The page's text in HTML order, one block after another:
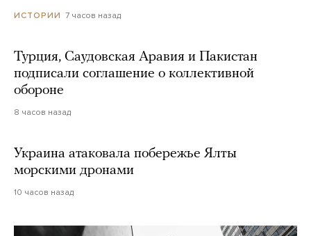
ИСТОРИИ 7 часов назад
Турция, Саудовская Аравия и Пакистан
подписали соглашение о коллективной
обороне
8 часов назад
Украина атаковала побережье Ялты
морскими дронами
10 часов назад